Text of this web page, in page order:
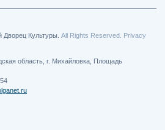
Дворец Культуры. All Rights Reserved. Privacy
область, г. Михайловка, Площадь